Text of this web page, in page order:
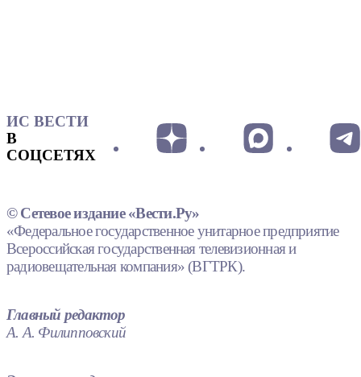
ИС ВЕСТИ
В
СОЦСЕТЯХ
© Сетевое издание «Вести.Ру»
«Федеральное государственное унитарное предприятие
Всероссийская государственная телевизионная и
радиовещательная компания» (ВГТРК).
Главный редактор
А. А. Филипповский